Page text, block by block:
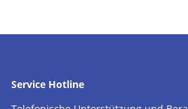
Service Hotline